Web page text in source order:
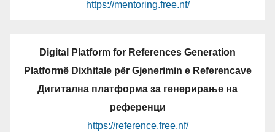
https://mentoring.free.nf/
Digital Platform for References Generation
Platformë Dixhitale për Gjenerimin e Referencave
Дигитална платформа за генерирање на
референци
https://reference.free.nf/